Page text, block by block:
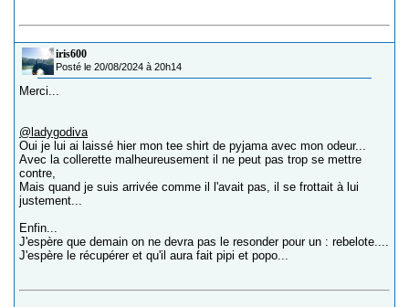
iris600
Posté le 20/08/2024 à 20h14
Merci...
@ladygodiva
Oui je lui ai laissé hier mon tee shirt de pyjama avec mon odeur...
Avec la collerette malheureusement il ne peut pas trop se mettre
contre,
Mais quand je suis arrivée comme il l'avait pas, il se frottait à lui
justement...
Enfin...
J'espère que demain on ne devra pas le resonder pour un : rebelote....
J'espère le récupérer et qu'il aura fait pipi et popo...